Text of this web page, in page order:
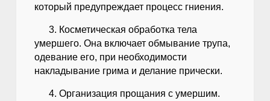
который предупреждает процесс гниения.
3. Косметическая обработка тела
умершего. Она включает обмывание трупа,
одевание его, при необходимости
накладывание грима и делание прически.
4. Организация прощания с умершим.